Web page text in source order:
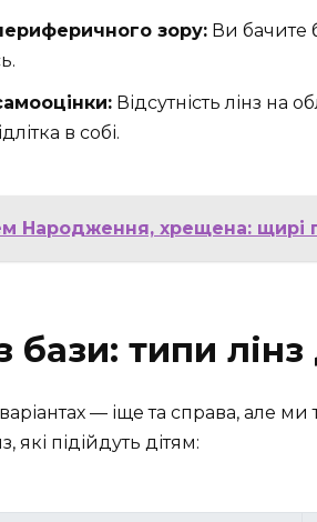
зору: Ви бачите
Відсутність лінз на
в собі.
Народження, хрещена: щирі
бази: типи лінз
варіантах — іще та справа, але
які підійдуть дітям: